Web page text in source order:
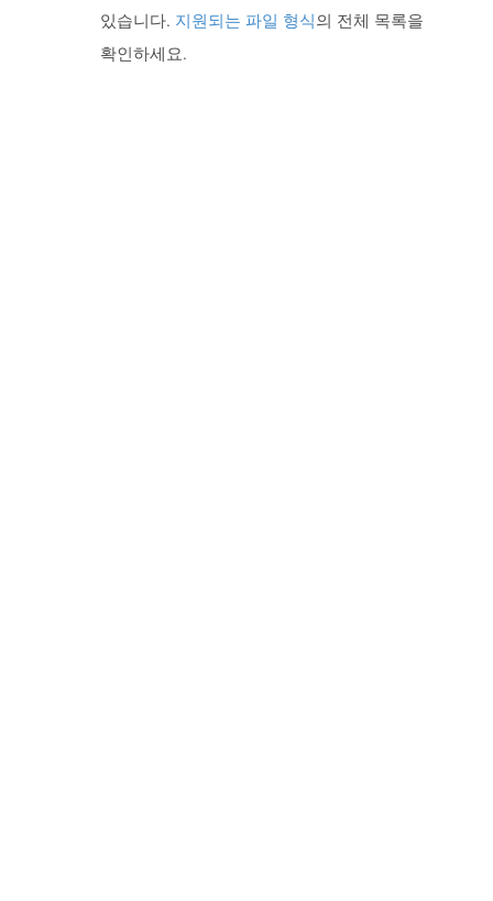
있습니다. 지원되는 파일 형식의 전체 목록을
확인하세요.